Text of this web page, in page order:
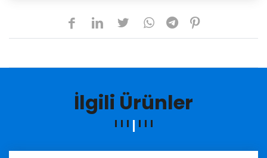
İlgili Ürünler